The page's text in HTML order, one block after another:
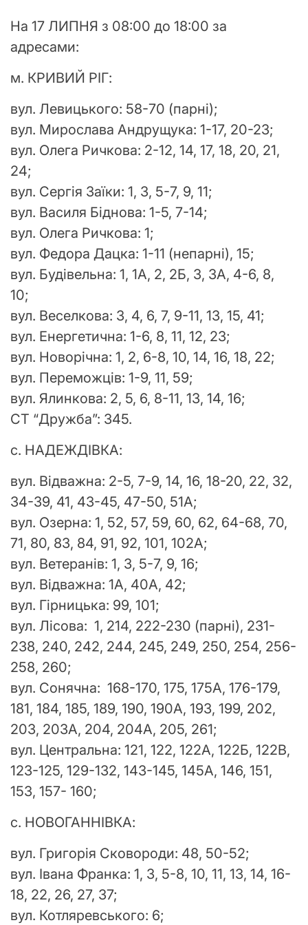
На 17 ЛИПНЯ з 08:00 до 18:00 за
адресами:
м. КРИВИЙ РІГ:
вул. Левицького: 58-70 (парні);
вул. Мирослава Андрущука: 1-17, 20-23;
вул. Олега Ричкова: 2-12, 14, 17, 18, 20, 21,
24;
вул. Сергія Заїки: 1, 3, 5-7, 9, 11;
вул. Василя Біднова: 1-5, 7-14;
вул. Олега Ричкова: 1;
вул. Федора Дацка: 1-11 (непарні), 15;
вул. Будівельна: 1, 1А, 2, 2Б, 3, 3А, 4-6, 8,
10;
вул. Веселкова: 3, 4, 6, 7, 9-11, 13, 15, 41;
вул. Енергетична: 1-6, 8, 11, 12, 23;
вул. Новорічна: 1, 2, 6-8, 10, 14, 16, 18, 22;
вул. Переможців: 1-9, 11, 59;
вул. Ялинкова: 2, 5, 6, 8-11, 13, 14, 16;
СТ “Дружба”: 345.
с. НАДЕЖДІВКА:
вул. Відважна: 2-5, 7-9, 14, 16, 18-20, 22, 32,
34-39, 41, 43-45, 47-50, 51А;
вул. Озерна: 1, 52, 57, 59, 60, 62, 64-68, 70,
71, 80, 83, 84, 91, 92, 101, 102А;
вул. Ветеранів: 1, 3, 5-7, 9, 16;
вул. Відважна: 1А, 40А, 42;
вул. Гірницька: 99, 101;
вул. Лісова: 1, 214, 222-230 (парні), 231-
238, 240, 242, 244, 245, 249, 250, 254, 256-
258, 260;
вул. Сонячна: 168-170, 175, 175А, 176-179,
181, 184, 185, 189, 190, 190А, 193, 199, 202,
203, 203А, 204, 204А, 205, 261;
вул. Центральна: 121, 122, 122А, 122Б, 122В,
123-125, 129-132, 143-145, 145А, 146, 151,
153, 157- 160;
с. НОВОГАННІВКА:
вул. Григорія Сковороди: 48, 50-52;
вул. Івана Франка: 1, 3, 5-8, 10, 11, 13, 14, 16-
18, 22, 26, 27, 37;
вул. Котляревського: 6;